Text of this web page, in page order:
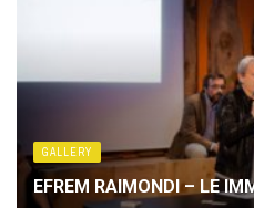
GALLERY
EFREM RAIMONDI – LE